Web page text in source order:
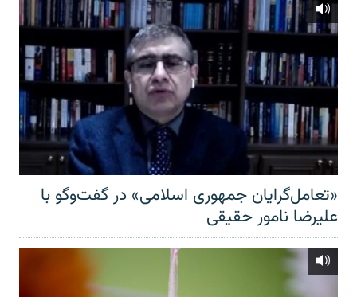
«تعامل‌گرایان جمهوری اسلامی» در گفت‌وگو با
علیرضا نامور حقیقی